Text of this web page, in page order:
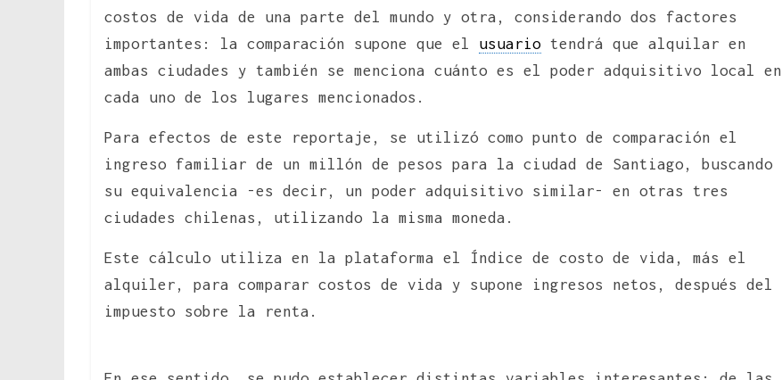
costos de vida de una parte del mundo y otra, considerando dos factores
importantes: la comparación supone que el usuario tendrá que alquilar en
ambas ciudades y también se menciona cuánto es el poder adquisitivo local en
cada uno de los lugares mencionados.
Para efectos de este reportaje, se utilizó como punto de comparación el
ingreso familiar de un millón de pesos para la ciudad de Santiago, buscando
su equivalencia -es decir, un poder adquisitivo similar- en otras tres
ciudades chilenas, utilizando la misma moneda.
Este cálculo utiliza en la plataforma el Índice de costo de vida, más el
alquiler, para comparar costos de vida y supone ingresos netos, después del
impuesto sobre la renta.